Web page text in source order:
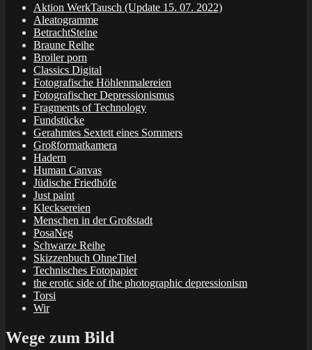
Aktion WerkTausch (Update 15. 07. 2022)
Aleatogramme
BetrachtSteine
Braune Reihe
Broiler porn
Classics Digital
Fotografische Höhlenmalereien
Fotografischer Depressionismus
Fragments of Technology
Fundstücke
Gerahmtes Sextett eines Sommers
Großformatkamera
Hadern
Human Canvas
Jüdische Friedhöfe
Just paint
Klecksereien
Menschen in der Großstadt
PosaNeg
Schwarze Reihe
Skizzenbuch OhneTitel
Technisches Fotopapier
the erotic side of the photographic depressionism
Torsi
Wir
Wege zum Bild